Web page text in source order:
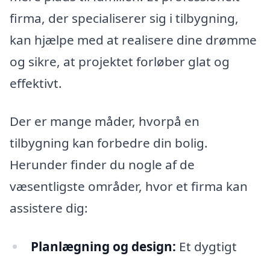
firma, der specialiserer sig i tilbygning,
kan hjælpe med at realisere dine drømme
og sikre, at projektet forløber glat og
effektivt.
Der er mange måder, hvorpå en
tilbygning kan forbedre din bolig.
Herunder finder du nogle af de
væsentligste områder, hvor et firma kan
assistere dig:
Planlægning og design: Et dygtigt